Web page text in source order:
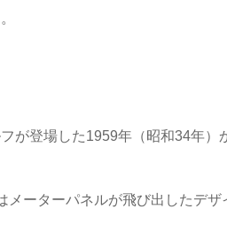
が登場した1959年（昭和34年
ーターパネルが飛び出したデ